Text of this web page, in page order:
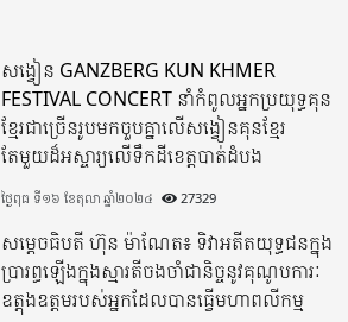
សង្វៀន GANZBERG KUN KHMER
FESTIVAL CONCERT នាំកំពូលអ្នកប្រយុទ្ធគុន
ខ្មែរជាច្រើនរូបមកចួបគ្នាលើសង្វៀនគុនខ្មែរ
តែមួយដ៏អស្ចារ្យលើទឹកដីខេត្តបាត់ដំបង
ថ្ងៃពុធ ទី១៦ ខែតុលា ឆ្នាំ២០២៤ 27329
សម្តេចធិបតី ហ៊ុន ម៉ាណែត៖ ទិវាអតីតយុទ្ធជនក្នុង
ប្រារព្ធឡើងក្នុងស្មារតីចងចាំជានិច្ចនូវគុណូបការៈ
ឧត្តុងឧត្តមរបស់អ្នកដែលបានធ្វើមហាពលីកម្ម